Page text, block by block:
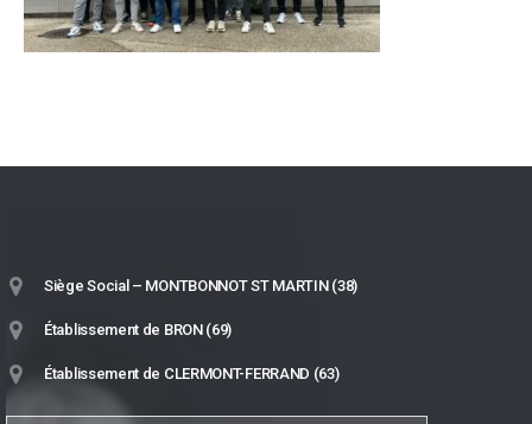
Siège Social – MONTBONNOT ST MARTIN (38)
Établissement de BRON (69)
Établissement de CLERMONT-FERRAND (63)